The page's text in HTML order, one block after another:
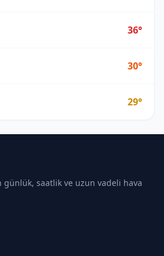
36°
30°
29°
saatlik ve uzun vadeli hava